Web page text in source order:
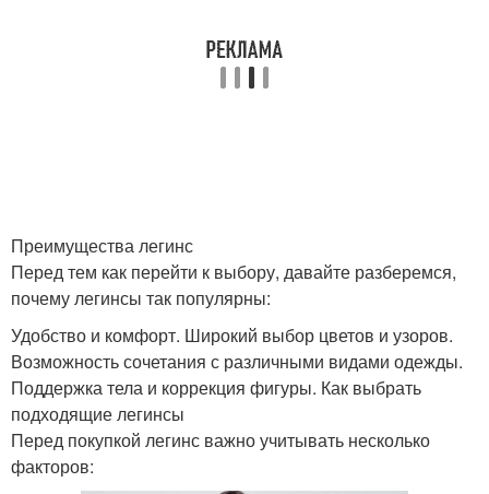
Преимущества легинс
Перед тем как перейти к выбору, давайте разберемся,
почему легинсы так популярны:
Удобство и комфорт. Широкий выбор цветов и узоров.
Возможность сочетания с различными видами одежды.
Поддержка тела и коррекция фигуры. Как выбрать
подходящие легинсы
Перед покупкой легинс важно учитывать несколько
факторов: